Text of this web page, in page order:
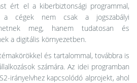
ért el a kiberbiztonsági programmal,
a cégek nem csak a jogszabályi
meg, hanem tudatosan és
a digitális környezetben.
és tartalommal, továbbra is
számára. Az idei programban
irányelvhez kapcsolódó alprojekt, ahol